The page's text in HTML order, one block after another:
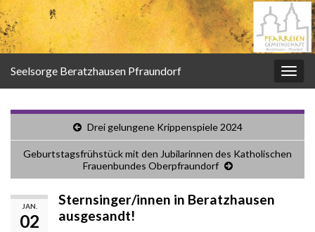
Seelsorge Beratzhausen Pfraundorf
Drei gelungene Krippenspiele 2024
Geburtstagsfrühstück mit den Jubilarinnen des Katholischen
Frauenbundes Oberpfraundorf
JAN.
02
Sternsinger/innen in Beratzhausen
ausgesandt!